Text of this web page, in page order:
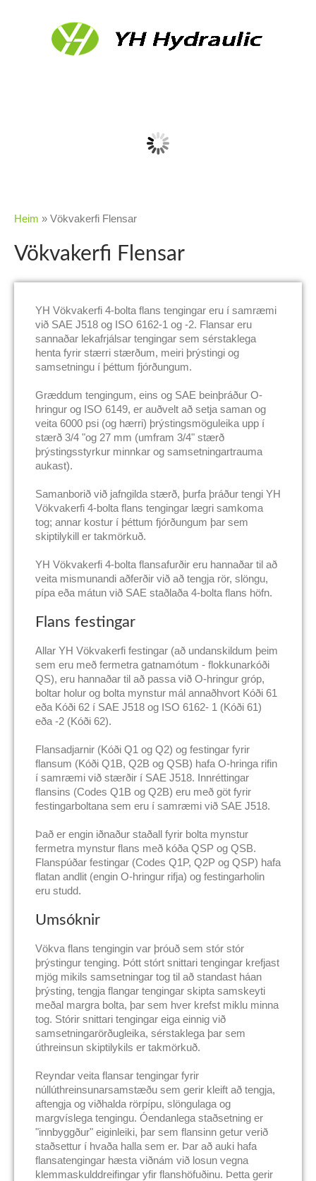
Heim » Vökvakerfi Flensar
Vökvakerfi Flensar
YH Vökvakerfi 4-bolta flans tengingar eru í samræmi
við SAE J518 og ISO 6162-1 og -2. Flansar eru
sannaðar lekafrjálsar tengingar sem sérstaklega
henta fyrir stærri stærðum, meiri þrýstingi og
samsetningu í þéttum fjórðungum.
Græddum tengingum, eins og SAE beinþráður O-
hringur og ISO 6149, er auðvelt að setja saman og
veita 6000 psi (og hærri) þrýstingsmöguleika upp í
stærð 3/4 "og 27 mm (umfram 3/4" stærð
þrýstingsstyrkur minnkar og samsetningartrauma
aukast).
Samanborið við jafngilda stærð, þurfa þráður tengi YH
Vökvakerfi 4-bolta flans tengingar lægri samkoma
tog; annar kostur í þéttum fjórðungum þar sem
skiptilykill er takmörkuð.
YH Vökvakerfi 4-bolta flansafurðir eru hannaðar til að
veita mismunandi aðferðir við að tengja rör, slöngu,
pípa eða mátun við SAE staðlaða 4-bolta flans höfn.
Flans festingar
Allar YH Vökvakerfi festingar (að undanskildum þeim
sem eru með fermetra gatnamótum - flokkunarkóði
QS), eru hannaðar til að passa við O-hringur gróp,
boltar holur og bolta mynstur mál annaðhvort Kóði 61
eða Kóði 62 í SAE J518 og ISO 6162- 1 (Kóði 61)
eða -2 (Kóði 62).
Flansadjarnir (Kóði Q1 og Q2) og festingar fyrir
flansum (Kóði Q1B, Q2B og QSB) hafa O-hringa rifin
í samræmi við stærðir í SAE J518. Innréttingar
flansins (Codes Q1B og Q2B) eru með göt fyrir
festingarboltana sem eru í samræmi við SAE J518.
Það er engin iðnaður staðall fyrir bolta mynstur
fermetra mynstur flans með kóða QSP og QSB.
Flanspúðar festingar (Codes Q1P, Q2P og QSP) hafa
flatan andlit (engin O-hringur rifja) og festingarholin
eru studd.
Umsóknir
Vökva flans tengingin var þróuð sem stór stór
þrýstingur tenging. Þótt stórt snittari tengingar krefjast
mjög mikils samsetningar tog til að standast háan
þrýsting, tengja flangar tengingar skipta samskeyti
meðal margra bolta, þar sem hver krefst miklu minna
tog. Stórir snittari tengingar eiga einnig við
samsetningarörðugleika, sérstaklega þar sem
úthreinsun skiptilykils er takmörkuð.
Reyndar veita flansar tengingar fyrir
núllúthreinsunarsamstæðu sem gerir kleift að tengja,
aftengja og viðhalda rörpípu, slöngulaga og
margvíslega tengingu. Óendanlega staðsetning er
"innbyggður" eiginleiki, þar sem flansinn getur verið
staðsettur í hvaða halla sem er. Þar að auki hafa
flansatengingar hæsta viðnám við losun vegna
klemmaskulddreifingar yfir flanshöfuðinu. Þetta gerir